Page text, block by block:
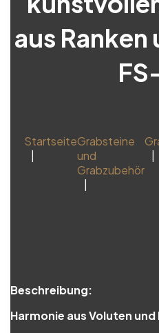
aus
StartseiteGrabsteine
und
Grabzubehör
Beschreibung:
Harmonie aus Voluten und